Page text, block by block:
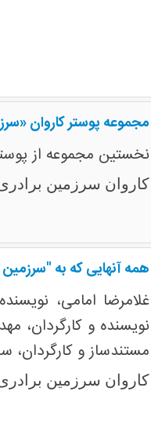
مجموعه پوستر کاروان
نخستین مجموعه از
کاروان سرزمین
همه آنهایی که به "سرزمین
غلامرضا امامی،
نویسنده و کارگردان،
مستندساز و کارگردان،
کاروان سرزمین